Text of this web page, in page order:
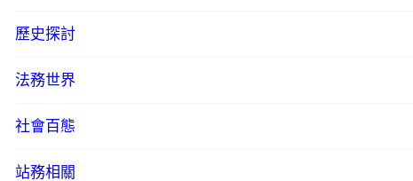
歷史探討
法務世界
社會百態
站務相關